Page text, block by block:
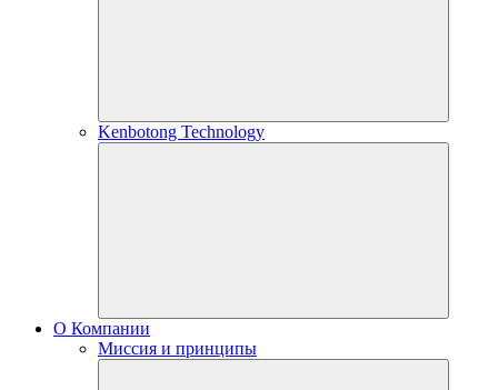
Kenbotong Technology
О Компании
Миссия и принципы